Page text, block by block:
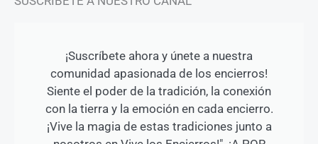
¡Suscríbete ahora y únete a nuestra
comunidad apasionada de los encierros!
Siente el poder de la tradición, la conexión
con la tierra y la emoción en cada encierro.
¡Vive la magia de estas tradiciones junto a